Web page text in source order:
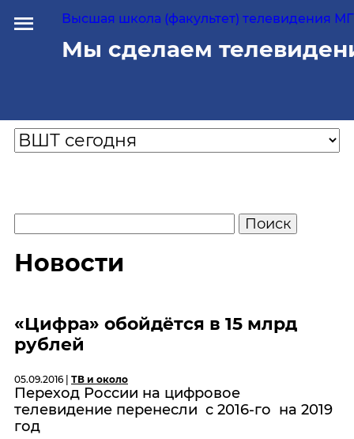
Высшая школа (факультет) телевидения
Мы сделаем
Новости
«Цифра» обойдётся в 15 млрд
рублей
05.09.2016 | ТВ и около
Переход России на цифровое
телевидение перенесли с 2016-го на 2019
год